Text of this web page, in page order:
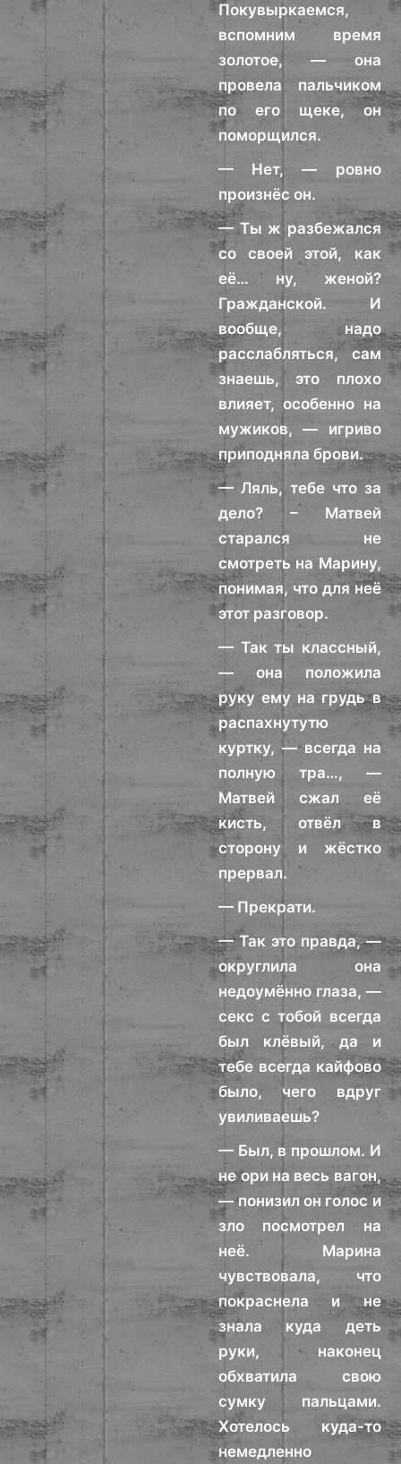
Покувыркаемся,
вспомним время
золотое, — она
провела пальчиком
по его щеке, он
поморщился.
— Нет, — ровно
произнёс он.
— Ты ж разбежался
со своей этой, как
её… ну, женой?
Гражданской. И
вообще, надо
расслабляться, сам
знаешь, это плохо
влияет, особенно на
мужиков, — игриво
приподняла брови.
— Ляль, тебе что за
дело? – Матвей
старался не
смотреть на Марину,
понимая, что для неё
этот разговор.
— Так ты классный,
— она положила
руку ему на грудь в
распахнутутю
куртку, — всегда на
полную тра…, —
Матвей сжал её
кисть, отвёл в
сторону и жёстко
прервал.
— Прекрати.
— Так это правда, —
округлила она
недоумённо глаза, —
секс с тобой всегда
был клёвый, да и
тебе всегда кайфово
было, чего вдруг
увиливаешь?
— Был, в прошлом. И
не ори на весь вагон,
— понизил он голос и
зло посмотрел на
неё. Марина
чувствовала, что
покраснела и не
знала куда деть
руки, наконец
обхватила свою
сумку пальцами.
Хотелось куда-то
немедленно